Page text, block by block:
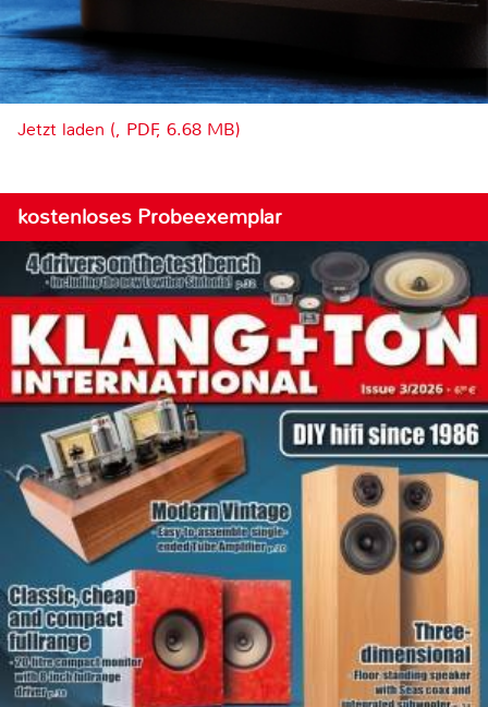
Jetzt laden (, PDF, 6.68 MB)
kostenloses Probeexemplar